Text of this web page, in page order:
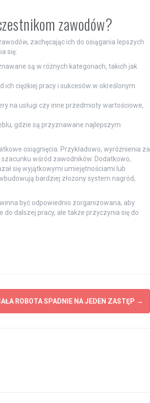
zawodów?
zachęcając ich do osiągania lepszych
się:
są w różnych kategoriach, takich jak
ich ciężkiej pracy i sukcesów w określonym
na usługi czy inne przedmioty wartościowe,
gdzie są przyznawane najlepszym
osiągnięcia. Przykładowo, wyróżnienia za
wśród zawodników. Dodatkowo,
się wyjątkowymi umiejętnościami lub
bardziej złożony system nagród,
być odpowiednio zorganizowana, aby
dalszej pracy, ale także przyczynia się do
ROBOTA SPADNIE NA JEDEN ZASTĘP →